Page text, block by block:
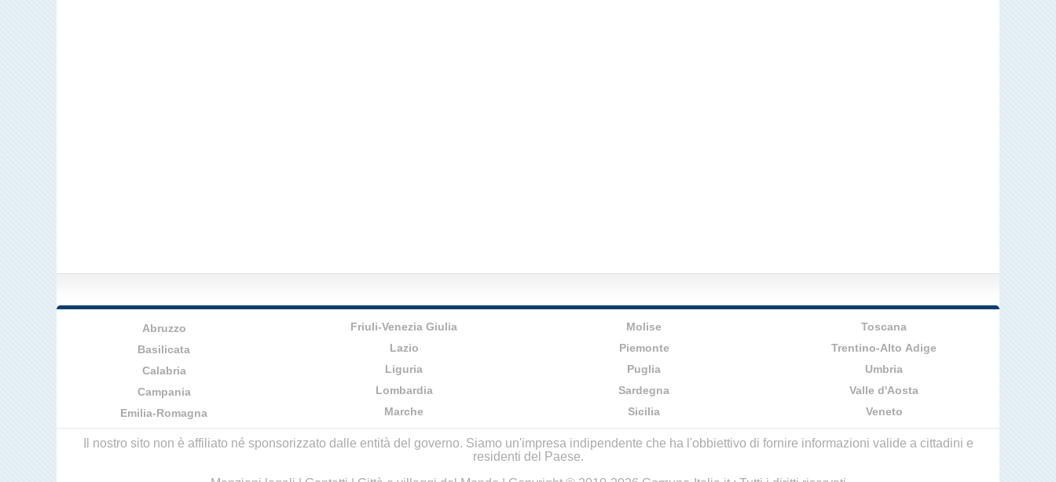
Abruzzo
Basilicata
Calabria
Campania
Emilia-Romagna
Friuli-Venezia Giulia
Lazio
Liguria
Lombardia
Marche
Molise
Piemonte
Puglia
Sardegna
Sicilia
Toscana
Trentino-Alto Adige
Umbria
Valle d'Aosta
Veneto
Il nostro sito non è affiliato né sponsorizzato dalle entità del governo. Siamo un'impresa indipendente che ha l'obbiettivo di fornire informazioni valide a cittadini e
residenti del Paese.